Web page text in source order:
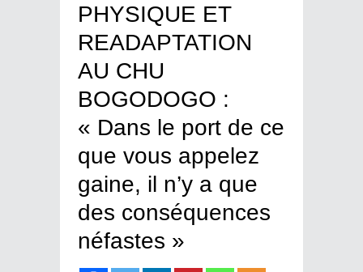
PHYSIQUE ET
READAPTATION
AU CHU
BOGODOGO :
« Dans le port de ce
que vous appelez
gaine, il n’y a que
des conséquences
néfastes »